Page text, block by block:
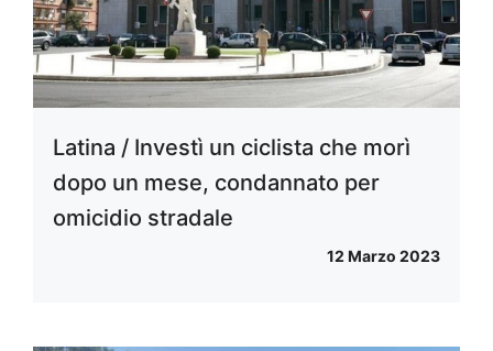
Latina / Investì un ciclista che morì
dopo un mese, condannato per
omicidio stradale
12 Marzo 2023